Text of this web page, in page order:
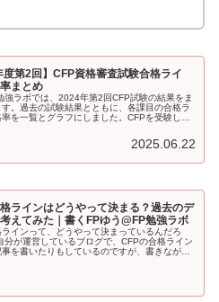
度第2回】CFP資格審査試験合格ライ
まとめ
強ラボでは、2024年第2回CFP試験の結果をま
す。過去の試験結果とともに、各課目の合格ラ
率を一覧とグラフにしました。CFPを受験した
2025.06.22
ラインはどうやって決まる？過去のデ
えてみた｜書くFPゆう@FP勉強ラボ
インって、どうやって決まっているんだろ
分が運営しているブログで、CFPの合格ライン
を書いたりもしているのですが、書きながら